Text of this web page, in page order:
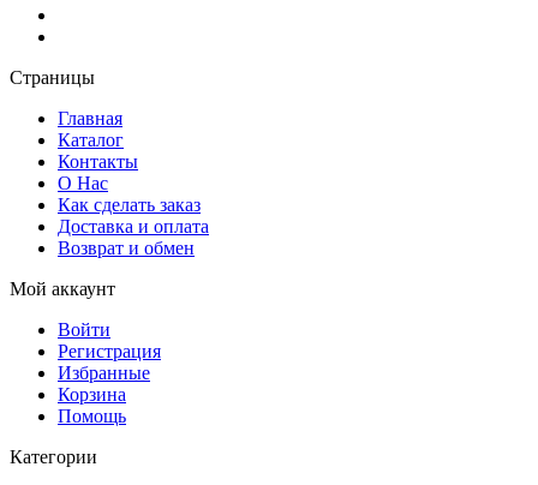
Страницы
Главная
Каталог
Контакты
О Нас
Как сделать заказ
Доставка и оплата
Возврат и обмен
Мой аккаунт
Войти
Регистрация
Избранные
Корзина
Помощь
Категории